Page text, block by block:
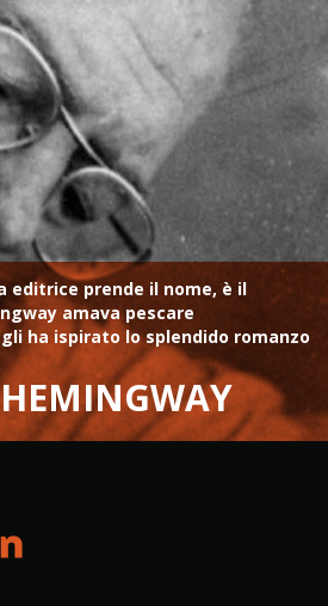
editrice prende il nome, è il
amava pescare
ha ispirato lo splendido romanzo
HEMINGWAY